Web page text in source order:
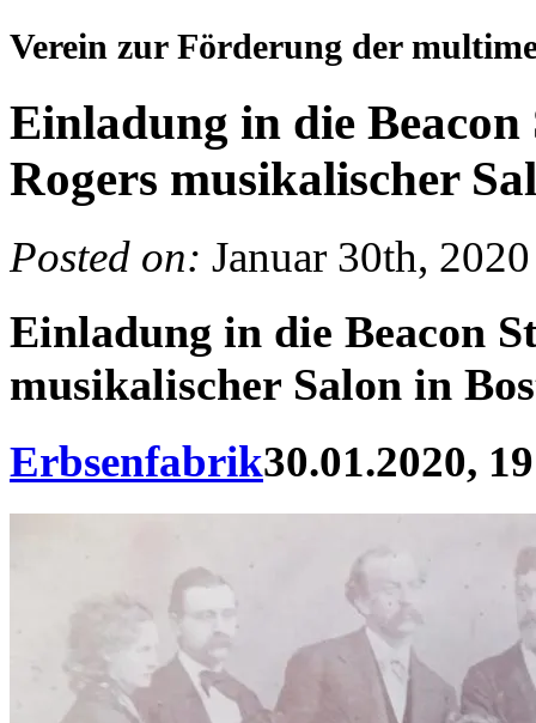
Verein zur Förderung der
Einladung in die
Rogers musikalischer
Posted on: Januar 30th, 2020
Einladung in die Beacon
musikalischer Salon in
Erbsenfabrik30.01.2020,